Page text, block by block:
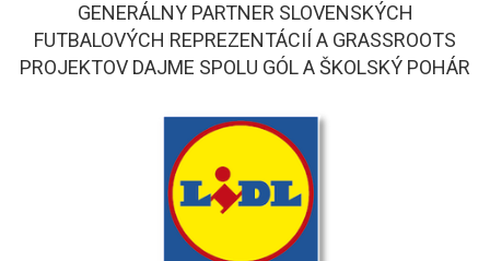
GENERÁLNY PARTNER SLOVENSKÝCH
FUTBALOVÝCH REPREZENTÁCIÍ A GRASSROOTS
PROJEKTOV DAJME SPOLU GÓL A ŠKOLSKÝ POHÁR